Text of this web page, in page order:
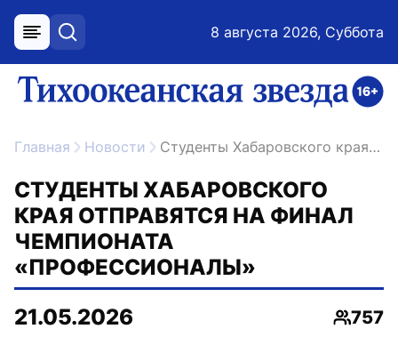
меню поиск 8 августа 2026, Суббота
ссылка на главную
Главная Новости Студенты Хабаровского края отправятся на финал чемпионата «Профессионалы»
СТУДЕНТЫ ХАБАРОВСКОГО
КРАЯ ОТПРАВЯТСЯ НА ФИНАЛ
ЧЕМПИОНАТА
«ПРОФЕССИОНАЛЫ»
21.05.2026
757